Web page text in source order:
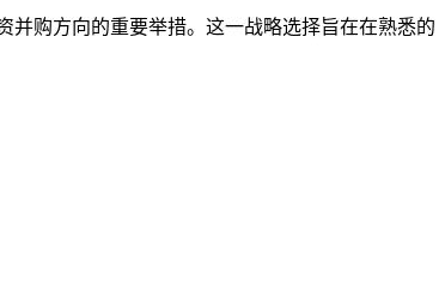
并购方向的重要举措。这一战略选择旨在在熟悉的